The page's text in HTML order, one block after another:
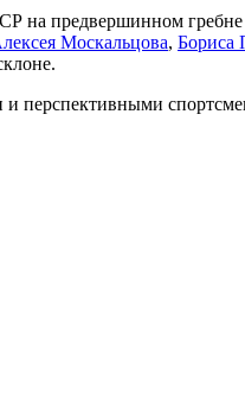
на предвершинном
Москальцова, Бориса
перспективными